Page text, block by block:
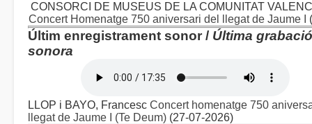
CONSORCI DE MUSEUS DE LA COMUNITAT
Concert Homenatge 750 aniversari del llegat de Jaume I
Últim enregistrament sonor / Última
sonora
LLOP i BAYO, Francesc Concert homenatge 750
llegat de Jaume I (Te Deum) (27-07-2026)